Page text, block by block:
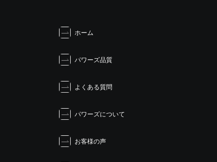
ホーム
パワーズ品質
よくある質問
パワーズについて
お客様の声